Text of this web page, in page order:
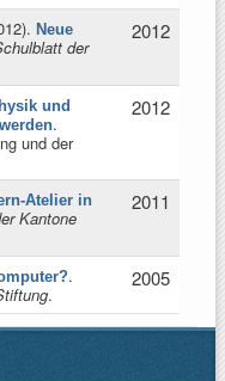
Neue
der
2012
und
.
und der
2012
Atelier in
Kantone
2011
.
.
2005